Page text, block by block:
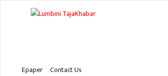
Epaper
Contact Us